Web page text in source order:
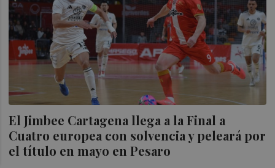
El Jimbee Cartagena llega a la Final a
Cuatro europea con solvencia y peleará por
el título en mayo en Pesaro